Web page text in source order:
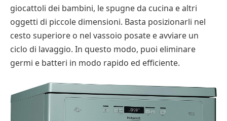
giocattoli dei bambini, le spugne da cucina e altri
oggetti di piccole dimensioni. Basta posizionarli nel
cesto superiore o nel vassoio posate e avviare un
ciclo di lavaggio. In questo modo, puoi eliminare
germi e batteri in modo rapido ed efficiente.